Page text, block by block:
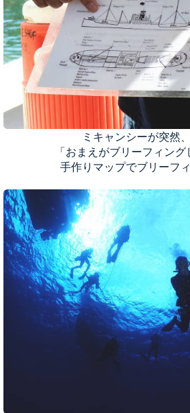
ミキャンシーが突然
「おまえがブリーフィン
手作りマップでブリーフ